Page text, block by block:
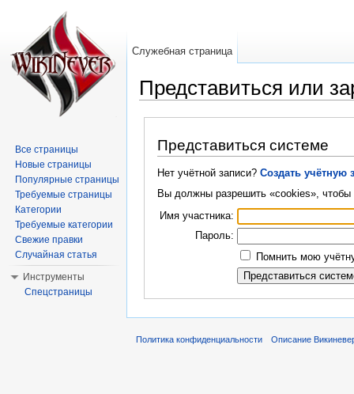
Представиться или
Представиться системе
Нет учётной записи? Создать учётную
Вы должны разрешить «cookies», чтобы
Имя участника:
Пароль:
Помнить мою
Служебная страница
Все страницы
Новые страницы
Популярные страницы
Требуемые страницы
Категории
Требуемые категории
Свежие правки
Случайная статья
Инструменты
Спецстраницы
Политика конфиденциальности Описание